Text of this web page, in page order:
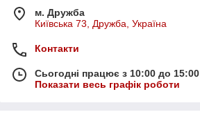
м. Дружба
Київська 73, Дружба, Україна
Контакти
Сьогодні працює з 10:00 до 15:00
Показати весь графік роботи